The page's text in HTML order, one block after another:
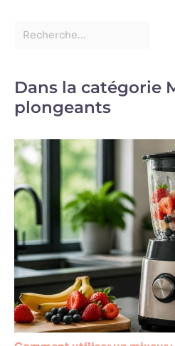
Dans la catégorie
plongeants